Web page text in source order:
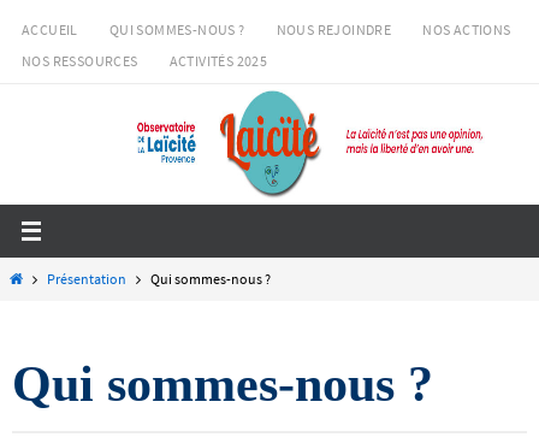
Passer
vers
ACCUEIL QUI SOMMES-NOUS ? NOUS REJOINDRE
NOS ACTIONS
NOS RESSOURCES
ACTIVITÉS 2025
HomePrésentation Qui sommes-nous ?
Qui sommes-nous ?